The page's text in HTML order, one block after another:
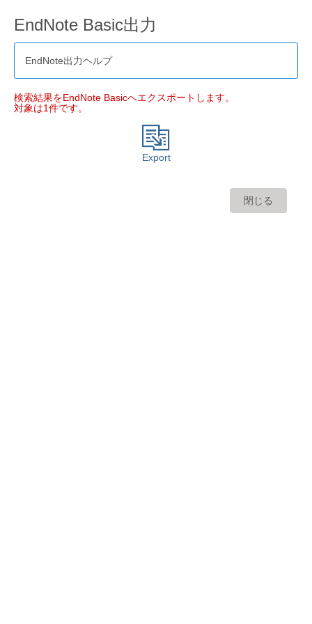
EndNote Basic出力
EndNote出力ヘルプ
検索結果をEndNote Basicへエクスポートします。
対象は1件です。
Export